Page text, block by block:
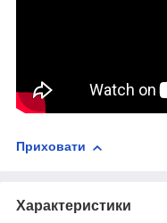
Приховати
Характеристики